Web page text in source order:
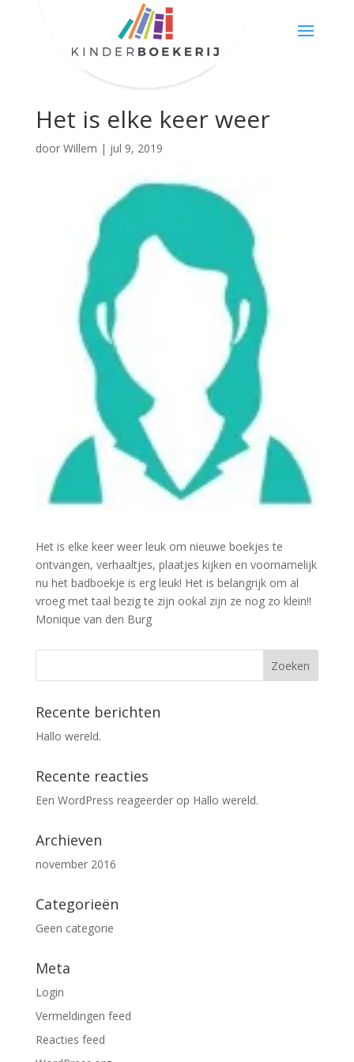
Het is elke keer weer
door Willem | jul 9, 2019
Het is elke keer weer leuk om nieuwe boekjes te
ontvangen, verhaaltjes, plaatjes kijken en voornamelijk
nu het badboekje is erg leuk! Het is belangrijk om al
vroeg met taal bezig te zijn ookal zijn ze nog zo klein!!
Monique van den Burg
Recente berichten
Hallo wereld.
Recente reacties
Een WordPress reageerderop Hallo wereld.
Archieven
november 2016
Categorieën
Geen categorie
Meta
Login
Vermeldingen feed
Reacties feed